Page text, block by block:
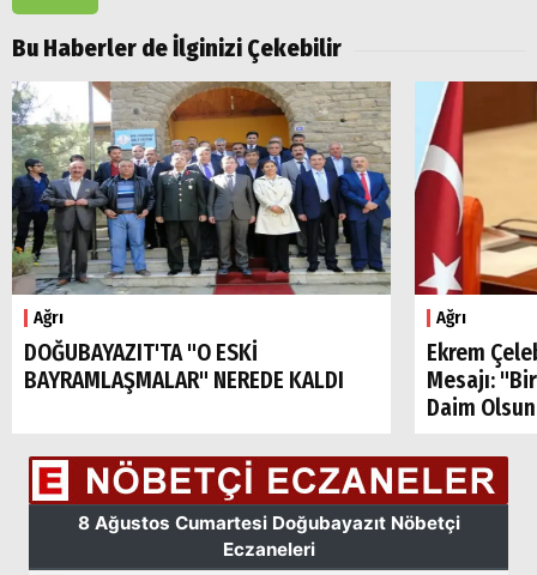
Bu Haberler de İlginizi Çekebilir
Ağrı
DOĞUBAYAZIT'TA "O ESKİ
BAYRAMLAŞMALAR" NEREDE KALDI
Ağrı
Ekrem
Mesajı:
Daim
Popüler
Ağrı
Doğubayazıt